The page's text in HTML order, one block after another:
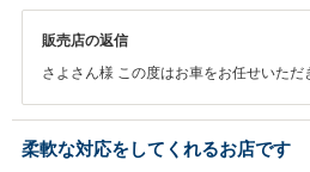
販売店の返信
さよさん様 この度はお車をお任せいた
ご不明点等ございましたらお気兼ねなく
メルセデスライフを御楽しみくださいませ
柔軟な対応をしてくれるお店です